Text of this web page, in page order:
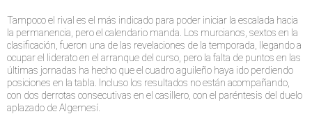
Tampoco el rival es el más indicado para poder iniciar la escalada hacia
la permanencia, pero el calendario manda. Los murcianos, sextos en la
clasificación, fueron una de las revelaciones de la temporada, llegando a
ocupar el liderato en el arranque del curso, pero la falta de puntos en las
últimas jornadas ha hecho que el cuadro aguileño haya ido perdiendo
posiciones en la tabla. Incluso los resultados no están acompañando,
con dos derrotas consecutivas en el casillero, con el paréntesis del duelo
aplazado de Algemesí.